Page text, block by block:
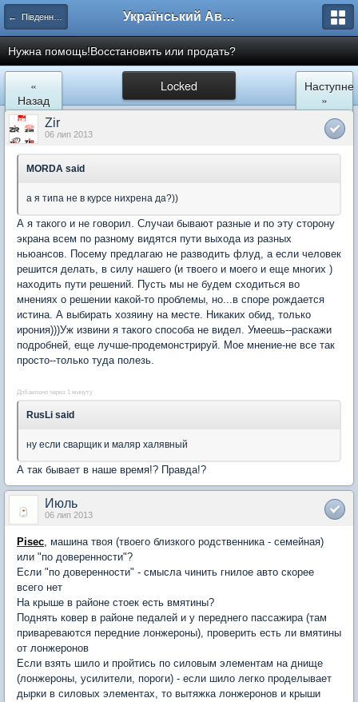
← Південний регіон Український Автоклуб ВАЗ
Нужна помощь!Восстановить или продать?
Locked
«
Назад
Наступне
»
Zir
06 лип 2013
MORDA said
а я типа не в курсе нихрена да?))
А я такого и не говорил. Случаи бывают разные и по эту сторону
экрана всем по разному видятся пути выхода из разных
ньюансов. Посему предлагаю не разводить флуд, а если человек
решится делать, в силу нашего (и твоего и моего и еще многих )
находить пути решений. Пусть мы не будем сходиться во
мнениях о решении какой-то проблемы, но...в споре рождается
истина. А выбирать хозяину на месте. Никаких обид, только
ирония)))Уж извини я такого способа не видел. Умеешь--раскажи
подробней, еще лучше-продемонстрируй. Мое мнение-не все так
просто--только туда полезь.
Добавлено через 1 минуту
RusLi said
ну если сварщик и маляр халявный
А так бывает в наше время!? Правда!?
Июль
06 лип 2013
Pisec, машина твоя (твоего близкого родственника - семейная)
или "по доверенности"?
Если "по доверенности" - смысла чинить гнилое авто скорее
всего нет
На крыше в районе стоек есть вмятины?
Поднять ковер в районе педалей и у переднего пассажира (там
привареваются передние лонжероны), проверить есть ли вмятины
от лонжеронов
Если взять шило и пройтись по силовым элементам на днище
(лонжероны, усилители, пороги) - если шило легко проделывает
дырки в силовых элементах, то вытяжка лонжеронов и крыши